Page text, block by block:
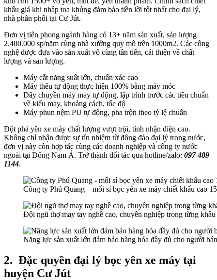
khấu giá khi nhập toa khủng đảm bảo tiền lời tốt nhất cho đại lý,
nhà phân phối tại Cư Jút.
Đơn vị tiên phong ngành hàng có 13+ năm sản xuất, sản lượng
2.400.000 sp/năm cùng nhà xưởng quy mô trên 1000m2. Các công
nghệ được đưa vào sản xuất vô cùng tân tiến, cải thiện về chất
lượng và sản lượng.
Máy cắt năng suất lớn, chuẩn xác cao
Máy thêu tự động thực hiện 100% bằng máy móc
Dây chuyền máy may tự động, lập trình trước các tiêu chuẩn
về kiểu may, khoảng cách, tốc độ
Máy phun nệm PU tự động, pha trộn theo tỷ lệ chuẩn
Đột phá yên xe máy chất lượng vượt trội, tính nhận diện cao.
Không chỉ nhận được sự tín nhiệm từ đông đảo đại lý trong nước,
đơn vị này còn hợp tác cùng các doanh nghiệp và công ty nước
ngoài tại Đông Nam Á. Trở thành đối tác qua hotline/zalo: 097 489
1144.
Công ty Phú Quang – mối sỉ bọc yên xe máy chiết khấu cao
Đội ngũ thợ may tay nghề cao, chuyên nghiệp trong từng khâu
Năng lực sản xuất lớn đảm bảo hàng hóa đầy đủ cho người
2. Đặc quyền đại lý bọc yên xe máy tại
huyện Cư Jút